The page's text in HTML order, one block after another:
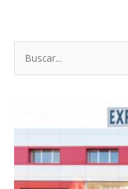
a
r
p
o